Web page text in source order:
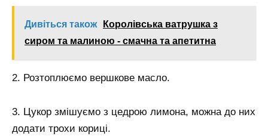
Дивіться також
Королівська ватрушка з
сиром та малиною - смачна та апетитна
2. Розтоплюємо вершкове масло.
3. Цукор змішуємо з цедрою лимона, можна до них
додати трохи кориці.